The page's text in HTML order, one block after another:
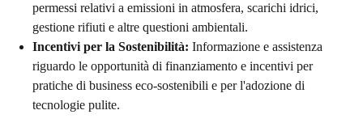
permessi relativi a emissioni in atmosfera, scarichi idrici,
gestione rifiuti e altre questioni ambientali.
Incentivi per la Sostenibilità: Informazione e assistenza
riguardo le opportunità di finanziamento e incentivi per
pratiche di business eco-sostenibili e per l'adozione di
tecnologie pulite.